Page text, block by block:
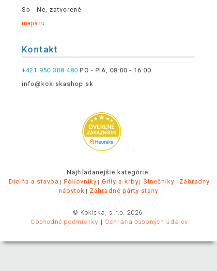
So - Ne, zatvorené
mapa tu
Kontakt
+421 950 308 480 PO - PIA, 08:00 - 16:00
info@kokiskashop.sk
.
Najhľadanejšie kategórie:
Dielňa a stavba
Fóliovníky Grily a krby Slnečníky
Záhradný
nábytok
Záhradné párty stany
© Kokiska, s.r.o. 2026.
Obchodné podmienky
Ochrana osobných údajov